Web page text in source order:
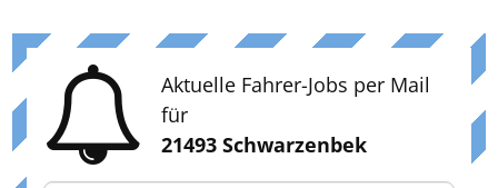
Aktuelle Fahrer-Jobs per Mail
für
21493 Schwarzenbek